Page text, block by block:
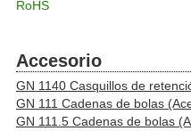
RoHS
Accesorio
GN 1140 Casquillos de
GN 111 Cadenas de bolas
GN 111.5 Cadenas de bolas